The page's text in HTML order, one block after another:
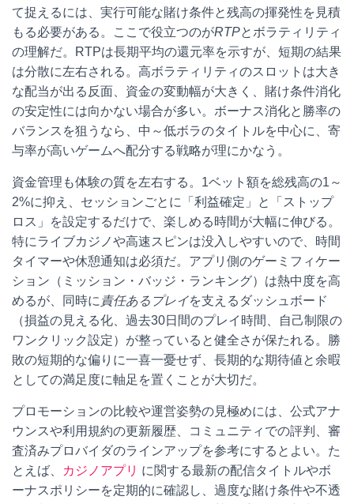
て捉えるには、実行可能な賭け条件と残高の揮発性を見積
もる必要がある。ここで役立つのがRTPとボラティリティ
の理解だ。RTPは長期平均の還元率を示すが、短期の結果
は分散に左右される。高ボラティリティのスロットは大き
な配当が出る反面、資金の変動幅が大きく、賭け条件消化
の安定性には向かない場合が多い。ボーナス消化と勝率の
バランスを狙うなら、中～低ボラのタイトルを中心に、寄
与率が高いゲームへ配分する戦略が理にかなう。
資金管理も体験の質を左右する。1ベット額を総残高の1～
2%に抑え、セッションごとに「利益確定」と「ストップ
ロス」を設定するだけで、楽しめる時間が大幅に伸びる。
特にライブカジノや高速スピンは没入しやすいので、時間
タイマーや休憩通知は必須だ。アプリ側のゲーミフィケー
ション（ミッション・バッジ・ランキング）は熱中度を高
めるが、同時に 責任あるプレイを支えるダッシュボード
（損益の見える化、過去30日間のプレイ時間、自己制限の
ワンクリック設定）が整っていると健全さが保たれる。勝
敗の短期的な偏りに一喜一憂せず、長期的な期待値と余暇
としての満足度に軸足を置くことが大切だ。
プロモーションの比較や運営姿勢の見極めには、公式アナ
ウンスや利用規約の更新履歴、コミュニティでの評判、審
査済みプロバイダのラインアップを参考にするとよい。た
とえば、
カジノアプリ に関する最新の配信タイトルやボ
ーナスポリシーを定期的に確認し、過度な賭け条件や不透